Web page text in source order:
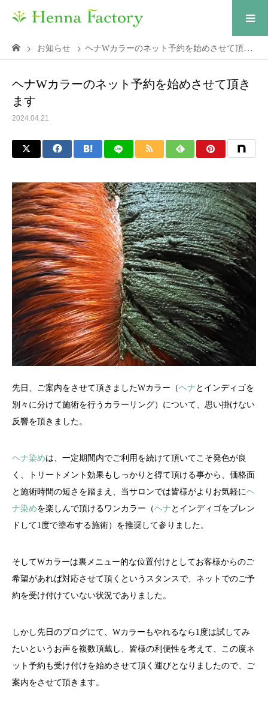
お知らせ ヘナWカラーのネット予約を始めさせて頂きます
ヘナWカラーのネット予約を始めさせて頂き
ます
2024.04.21
先日、ご案内をさせて頂きましたWカラー（ヘナ とインディゴを
別々に分けて施術を行うカラーリング）について、思い掛けない
反響を頂きました。
ヘナ染めは、一定期間内でご利用を続けて頂いてこそ発色が良
く、トリートメント効果もしっかりと得て頂ける事から、価格面
と施術時間の短さを踏まえ、当サロンでは皆様がよりお気軽にヘ
ナ染めを楽しんで頂けるワンカラー（ヘナ とインディゴをブレン
ドして1度で塗布する施術）を推奨して参りました。
そしてWカラーは裏メニュー的な位置付けとしてお客様からのご
希望があれば対応させて頂くというスタンスで、ネットでのご予
約を受け付けていない状況でありました。
しかし先日のブログにて、Wカラーもやれるなら1度は試してみ
たいというお声を複数頂戴し、皆様の利便性を考えて、この度ネ
ット予約も受け付けを始めさせて頂く運びとなりましたので、ご
案内をさせて頂きます。